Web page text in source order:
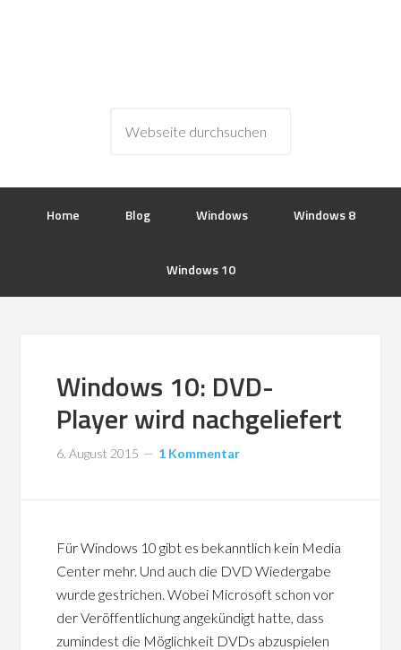
Home Blog Windows Windows 8
Windows 10
Windows 10: DVD-
Player wird nachgeliefert
6. August 2015 1 Kommentar
Für Windows 10 gibt es bekanntlich kein Media
Center mehr. Und auch die DVD Wiedergabe
wurde gestrichen. Wobei Microsoft schon vor
der Veröffentlichung angekündigt hatte, dass
zumindest die Möglichkeit DVDs abzuspielen